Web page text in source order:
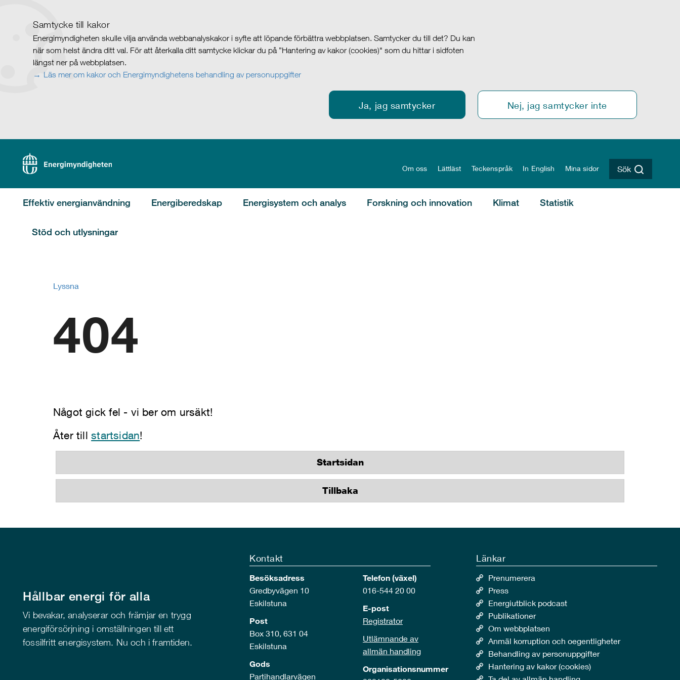
Samtycke till kakor
Energimyndigheten skulle vilja använda webbanalyskakor i syfte att löpande förbättra webbplatsen. Samtycker du till det? Du kan
när som helst ändra ditt val. För att återkalla ditt samtycke klickar du på ”Hantering av kakor (cookies)" som du hittar i sidfoten
längst ner på webbplatsen.
Läs mer om kakor och Energimyndighetens behandling av personuppgifter
Ja, jag samtycker Nej, jag samtycker inte
Om oss Lättläst Teckenspråk In English Mina sidor Sök
Effektiv energianvändning Energiberedskap Energisystem och analys Forskning och innovation Klimat Statistik
Stöd och utlysningar
Lyssna
404
Något gick fel - vi ber om ursäkt!
Åter tillstartsidan!
Startsidan
Tillbaka
Hållbar energi för alla
Vi bevakar, analyserar och främjar en trygg
energiförsörjning i omställningen till ett
fossilfritt energisystem. Nu och i framtiden.
Kontakt
Besöksadress
Gredbyvägen 10
Eskilstuna
Post
Box 310, 631 04
Eskilstuna
Gods
Partihandlarvägen
Telefon (växel)
016-544 20 00
E-post
Registrator
Utlämnande av
allmän handling
Organisationsnummer
Länkar
Prenumerera
Press
Energiutblick podcast
Publikationer
Om webbplatsen
Anmäl korruption och oegentligheter
Behandling av personuppgifter
Hantering av kakor (cookies)